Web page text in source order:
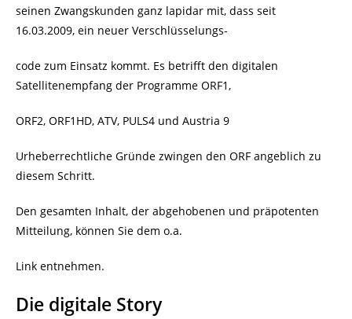
seinen Zwangskunden ganz lapidar mit, dass seit
16.03.2009, ein neuer Verschlüsselungs-
code zum Einsatz kommt. Es betrifft den digitalen
Satellitenempfang der Programme ORF1,
ORF2, ORF1HD, ATV, PULS4 und Austria 9
Urheberrechtliche Gründe zwingen den ORF angeblich zu
diesem Schritt.
Den gesamten Inhalt, der abgehobenen und präpotenten
Mitteilung, können Sie dem o.a.
Link entnehmen.
Die digitale Story